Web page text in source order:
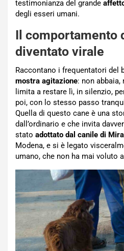
testimonianza del grande
degli esseri umani.
Il comportamento
diventato virale
Raccontano i frequentatori del
mostra agitazione: non
limita a restare lì, in silenzio,
poi, con lo stesso passo
Quella di questo cane è una
dall’ordinario e che invita
stato adottato dal canile di
Modena, e si è legato
umano, che non ha mai voluto